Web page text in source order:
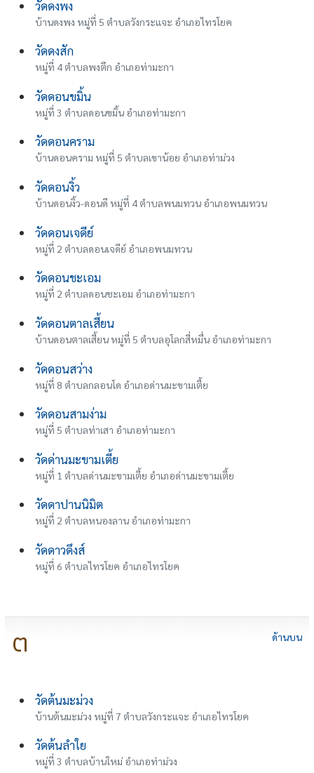
วัดดงพง
บ้านดงพง หมู่ที่ 5 ตำบลวังกระแจะ อำเภอไทรโยค
วัดดงสัก
หมู่ที่ 4 ตำบลพงตึก อำเภอท่ามะกา
วัดดอนขมิ้น
หมู่ที่ 3 ตำบลดอนขมิ้น อำเภอท่ามะกา
วัดดอนคราม
บ้านดอนคราม หมู่ที่ 5 ตำบลเขาน้อย อำเภอท่าม่วง
วัดดอนงิ้ว
บ้านดอนงิ้ว-ดอนดี หมู่ที่ 4 ตำบลพนมทวน อำเภอพนมทวน
วัดดอนเจดีย์
หมู่ที่ 2 ตำบลดอนเจดีย์ อำเภอพนมทวน
วัดดอนชะเอม
หมู่ที่ 2 ตำบลดอนชะเอม อำเภอท่ามะกา
วัดดอนตาลเสี้ยน
บ้านดอนตาลเสี้ยน หมู่ที่ 5 ตำบลอุโลกสี่หมื่น อำเภอท่ามะกา
วัดดอนสว่าง
หมู่ที่ 8 ตำบลกลอนโด อำเภอด่านมะขามเตี้ย
วัดดอนสามง่าม
หมู่ที่ 5 ตำบลท่าเสา อำเภอท่ามะกา
วัดด่านมะขามเตี้ย
หมู่ที่ 1 ตำบลด่านมะขามเตี้ย อำเภอด่านมะขามเตี้ย
วัดดาปานนิมิต
หมู่ที่ 2 ตำบลหนองลาน อำเภอท่ามะกา
วัดดาวดึงส์
หมู่ที่ 6 ตำบลไทรโยค อำเภอไทรโยค
ด้านบน
ต
วัดต้นมะม่วง
บ้านต้นมะม่วง หมู่ที่ 7 ตำบลวังกระแจะ อำเภอไทรโยค
วัดต้นลำใย
หมู่ที่ 3 ตำบลบ้านใหม่ อำเภอท่าม่วง